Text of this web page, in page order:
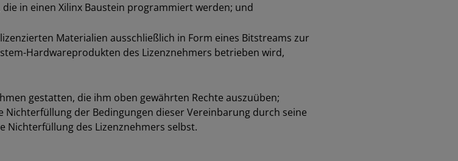
in einen Xilinx Baustein programmiert werden; und
Materialien ausschließlich in Form eines Bitstreams zur
Hardwareprodukten des Lizenznehmers betrieben wird,
gestatten, die ihm oben gewährten Rechte auszuüben;
der Bedingungen dieser Vereinbarung durch seine
Nichterfüllung des Lizenznehmers selbst.